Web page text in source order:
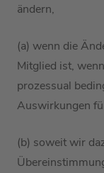
ändern,
(a) wenn die
Mitglied ist,
prozessual
Auswirkungen
(b) soweit wir